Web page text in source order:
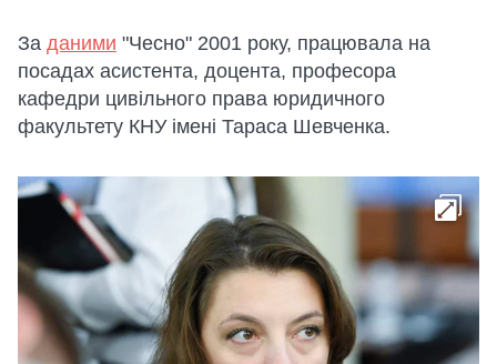
За даними "Чесно" 2001 року, працювала на
посадах асистента, доцента, професора
кафедри цивільного права юридичного
факультету КНУ імені Тараса Шевченка.